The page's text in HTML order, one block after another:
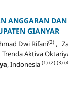
ANGGARAN
GIANYAR
Dwi Rifani(2) ,
Aktiva
, Indonesia (1) (2) (3)